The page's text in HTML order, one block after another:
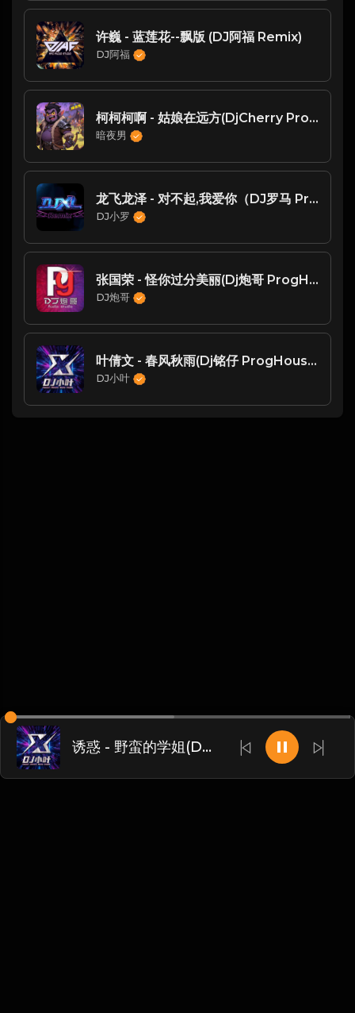
许巍 - 蓝莲花--飘版 (DJ阿福 Remix)
DJ阿福
柯柯柯啊 - 姑娘在远方(DjCherry ProgHouse Rmx 2023)
暗夜男
龙飞龙泽 - 对不起,我爱你（DJ罗马 ProgHouse Rmx 2K21）520特别版
DJ小罗
张国荣 - 怪你过分美丽(Dj炮哥 ProgHouse Rmx 2023 v2 粤语)
DJ炮哥
叶倩文 - 春风秋雨(Dj铭仔 ProgHouse Rmx 2023 粤语)-博汇DJ整理♪♫
DJ小叶
诱惑 - 野蛮的学姐(DJ小叶Remix)